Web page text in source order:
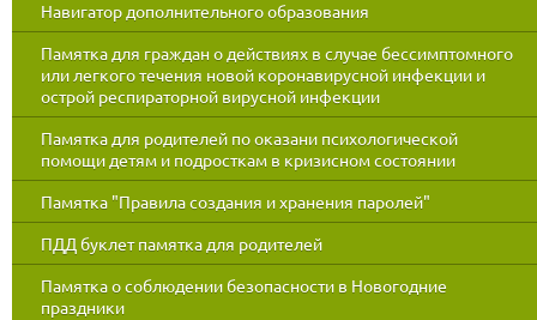
Навигатор дополнительного образования
Памятка для граждан о действиях в случае бессимптомного
или легкого течения новой коронавирусной инфекции и
острой респираторной вирусной инфекции
Памятка для родителей по оказани психологической
помощи детям и подросткам в кризисном состоянии
Памятка "Правила создания и хранения паролей"
ПДД буклет памятка для родителей
Памятка о соблюдении безопасности в Новогодние
праздники